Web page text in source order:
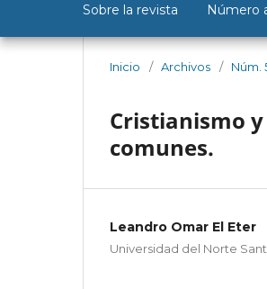
Sobre la revista Número
Inicio / Archivos / Núm.
Cristianismo
comunes.
Leandro Omar El Eter
Universidad del Norte